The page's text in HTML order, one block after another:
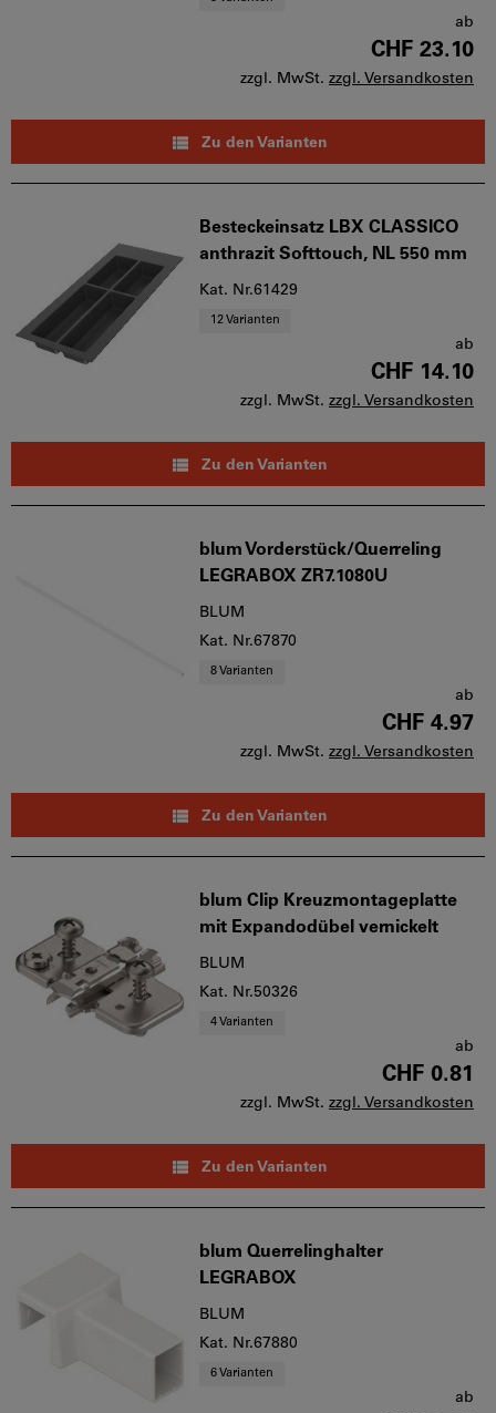
ab
CHF 23.10
zzgl. MwSt. zzgl. Versandkosten
Zu den Varianten
Besteckeinsatz LBX CLASSICO
anthrazit Softtouch, NL 550 mm
Kat. Nr.61429
12 Varianten
ab
CHF 14.10
zzgl. MwSt. zzgl. Versandkosten
Zu den Varianten
blum Vorderstück/Querreling
LEGRABOX ZR7.1080U
BLUM
Kat. Nr.67870
8 Varianten
ab
CHF 4.97
zzgl. MwSt. zzgl. Versandkosten
Zu den Varianten
blum Clip Kreuzmontageplatte
mit Expandodübel vernickelt
BLUM
Kat. Nr.50326
4 Varianten
ab
CHF 0.81
zzgl. MwSt. zzgl. Versandkosten
Zu den Varianten
blum Querrelinghalter
LEGRABOX
BLUM
Kat. Nr.67880
6 Varianten
ab